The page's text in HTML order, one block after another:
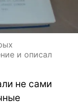
и описал
не сами